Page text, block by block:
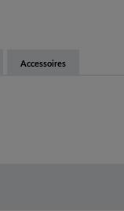
Accessoires